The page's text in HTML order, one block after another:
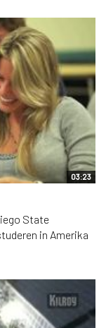
03:23
State
in Amerika